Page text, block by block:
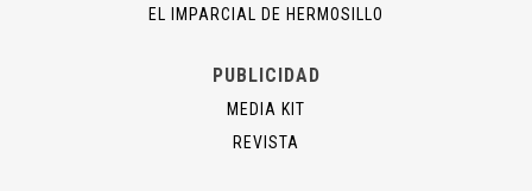
EL IMPARCIAL DE HERMOSILLO
PUBLICIDAD
MEDIA KIT
REVISTA